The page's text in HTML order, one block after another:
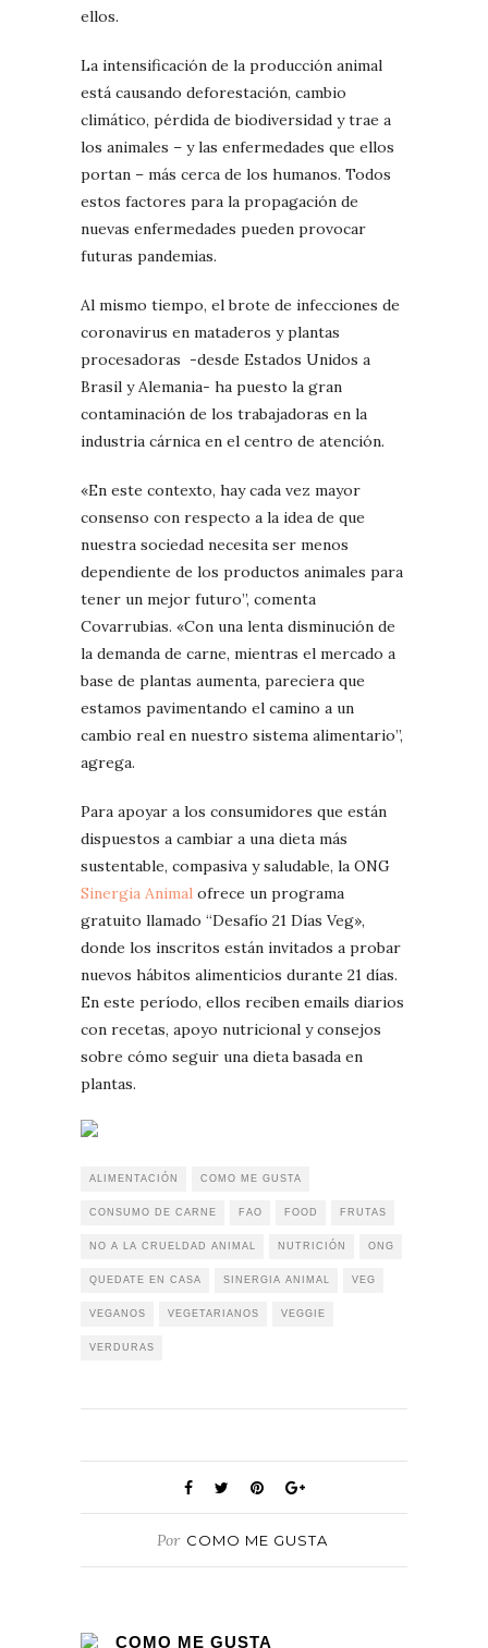
ellos.
La intensificación de la producción animal
está causando deforestación, cambio
climático, pérdida de biodiversidad y trae a
los animales – y las enfermedades que ellos
portan – más cerca de los humanos. Todos
estos factores para la propagación de
nuevas enfermedades pueden provocar
futuras pandemias.
Al mismo tiempo, el brote de infecciones de
coronavirus en mataderos y plantas
procesadoras -desde Estados Unidos a
Brasil y Alemania- ha puesto la gran
contaminación de los trabajadoras en la
industria cárnica en el centro de atención.
«En este contexto, hay cada vez mayor
consenso con respecto a la idea de que
nuestra sociedad necesita ser menos
dependiente de los productos animales para
tener un mejor futuro”, comenta
Covarrubias. «Con una lenta disminución de
la demanda de carne, mientras el mercado a
base de plantas aumenta, pareciera que
estamos pavimentando el camino a un
cambio real en nuestro sistema alimentario”,
agrega.
Para apoyar a los consumidores que están
dispuestos a cambiar a una dieta más
sustentable, compasiva y saludable, la ONG
Sinergia Animal ofrece un programa
gratuito llamado “Desafío 21 Días Veg»,
donde los inscritos están invitados a probar
nuevos hábitos alimenticios durante 21 días.
En este período, ellos reciben emails diarios
con recetas, apoyo nutricional y consejos
sobre cómo seguir una dieta basada en
plantas.
ALIMENTACIÓN COMO ME GUSTA
CONSUMO DE CARNE FAO FOOD FRUTAS
NO A LA CRUELDAD ANIMAL NUTRICIÓN ONG
QUEDATE EN CASA SINERGIA ANIMAL VEG
VEGANOS VEGETARIANOS VEGGIE
VERDURAS
Por COMO ME GUSTA
COMO ME GUSTA